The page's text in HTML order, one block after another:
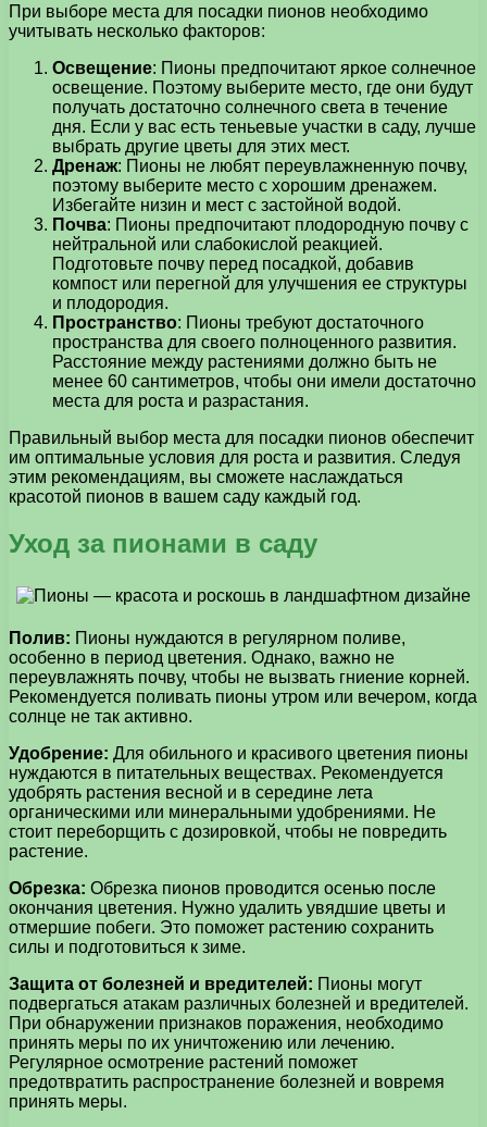
При выборе места для посадки пионов необходимо
учитывать несколько факторов:
Освещение: Пионы предпочитают яркое солнечное
освещение. Поэтому выберите место, где они будут
получать достаточно солнечного света в течение
дня. Если у вас есть теньевые участки в саду, лучше
выбрать другие цветы для этих мест.
Дренаж: Пионы не любят переувлажненную почву,
поэтому выберите место с хорошим дренажем.
Избегайте низин и мест с застойной водой.
Почва: Пионы предпочитают плодородную почву с
нейтральной или слабокислой реакцией.
Подготовьте почву перед посадкой, добавив
компост или перегной для улучшения ее структуры
и плодородия.
Пространство: Пионы требуют достаточного
пространства для своего полноценного развития.
Расстояние между растениями должно быть не
менее 60 сантиметров, чтобы они имели достаточно
места для роста и разрастания.
Правильный выбор места для посадки пионов обеспечит
им оптимальные условия для роста и развития. Следуя
этим рекомендациям, вы сможете наслаждаться
красотой пионов в вашем саду каждый год.
Уход за пионами в саду
Полив: Пионы нуждаются в регулярном поливе,
особенно в период цветения. Однако, важно не
переувлажнять почву, чтобы не вызвать гниение корней.
Рекомендуется поливать пионы утром или вечером, когда
солнце не так активно.
Удобрение: Для обильного и красивого цветения пионы
нуждаются в питательных веществах. Рекомендуется
удобрять растения весной и в середине лета
органическими или минеральными удобрениями. Не
стоит переборщить с дозировкой, чтобы не повредить
растение.
Обрезка: Обрезка пионов проводится осенью после
окончания цветения. Нужно удалить увядшие цветы и
отмершие побеги. Это поможет растению сохранить
силы и подготовиться к зиме.
Защита от болезней и вредителей: Пионы могут
подвергаться атакам различных болезней и вредителей.
При обнаружении признаков поражения, необходимо
принять меры по их уничтожению или лечению.
Регулярное осмотрение растений поможет
предотвратить распространение болезней и вовремя
принять меры.